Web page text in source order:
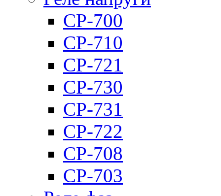
CP-700
CP-710
CP-721
CP-730
CP-731
CP-722
CP-708
CP-703